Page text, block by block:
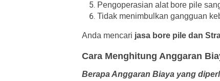
Pengoperasian alat bore pile
Tidak menimbulkan gangguan
Anda mencari jasa bore pile dan
Cara Menghitung Anggaran
Berapa Anggaran Biaya yang